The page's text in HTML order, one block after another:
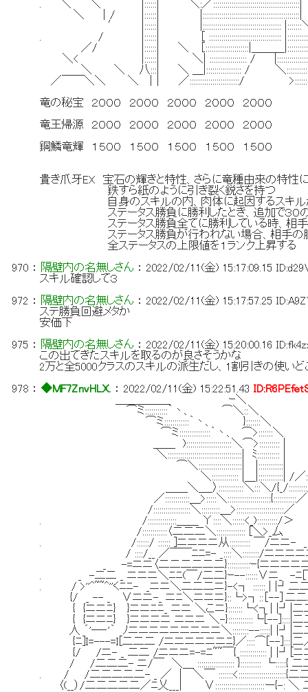
. ￣＼ ＼ |::::::| ＼:／
＼ ｜/ |::::::|
′ |::::::| |:::::::::::::::::::::::::::::::::::::: |:::::::＼__
. / |::::::| ［ :::::::::::::::::::::::::::::::::::
／/ |::::::| ＼ ［:::::::::::::::::::::|＿＿＿
＼< |::::::| ＼| :::::::::::::::::: /
＼ ＼ 八:::| ＼ ＿|::::::::::::::::: / ＼
／￣￣＼＼ ＼ |｜ ／
竜の秘宝 ２０００ ２０００ ２０００ ２０００ ２０００
竜王帰源 ２０００ ２０００ ２０００ ２０００ ２０００
鋼鱗竜輝 １５００ １５００ １５００ １５００ １５００
貴き爪牙EX 宝石の輝きと特性、さらに竜種由来の特性
鉄すら紙のように引き裂く鋭さを持つ
自身のスキルの内、肉体に起因するスキルが敵
ステータス勝負に勝利したとき、追加で３０の
ステータス勝負全てに勝利している時、相手の
ステータス勝負が行われない場合、相手の勝
全ステータスの上限値を１ランク上昇する
970 ： 隔壁内の名無しさん ：2022/02/11(金) 15:17:09.15
スキル確認して３
972 ： 隔壁内の名無しさん ：2022/02/11(金) 15:17:57.25
ステ勝負回避メタか
安価下
975 ： 隔壁内の名無しさん ：2022/02/11(金) 15:20:00.16
この出てきたスキルを取るのが良さそうかな
2万と全5000クラスのスキルの派生だし、1割引きの使いど
978 ：◆MF7ZnvHLX. ：2022/02/11(金) 15:22:51.43
＿＿＿＿＿ ｰ＼
⌒ミ:::::::::::｀丶、 ⌒＼::＼
⌒ミ::::::::::::｀丶、 }:::::::＼
⌒ミ:::::::::::::::｀丶、 ⌒>:::::::＼
＿＿ )::::::::::::::::::::::＼⌒>:::::::::: |
＼::::::::::::::::::::::::::::::::::::| ﾐ::::::::::: |
⌒＼:::::::::::::::::::::| |::::::::::::| ﾉ
＼::::::::::::: |＿|::::::::::::| /／
＿＿＼＿_〉::::::::::::＼:::＼/{_/
／::::::::::::＿>:::::＼:::::::::::::::::::::{:::::::::::／
/::::::::::::::::::＼:::::::::＿>:::::::::::::::::::::::／
. /::::::::::::::＿＿ Υ::::＼::::::<_)::::::::::/＞
/::::::::::::〈二二二＼:::::::::::::: [＼>_厶
. /::::::/ :::::: ]ニニニニ从:::::::::: ￣/ニニ- _
/ ::::/__ ／￣￣ﾆﾆ=- _::::＼::::::::/ニニニニ
_ -=ニニ〈二二二二二二}:::::::::::ｰ{ニニニニニ
. _ -二二 _ ニニニ＼ﾆﾆ(￣/二二}ｰ--::::::∨ニ_ -ﾆ[
. / >''^~~^''くﾆﾆ- _ニニ＼二二二ニ}-<┐ :::::: | |┘二
{/ _ -- _ ∨ニニ-_ ニﾆ＼ニニニ}::└>┐::［--］二二
{ {ニニﾆ} }ニニﾆﾆ_ ニニ ＼こニ}:::::::└<┐| |┘|二
{ {ニニﾆ} }ニニニニ ニニニ ＼-}::::::::::::└[--]::::|二
人 ´'―‐'｀ ﾉニニニニニニニニニ＼::::::::--:::::| |┘|二
{ﾆ]I=---=I[二二二 /ニニニニニニﾆ}／::::⌒[--]:::|二
{/ /ニ- _ 二二 /ニニニ=-=ﾆ~~￣{_::::::::::::: | |┘[ニ
/ /二二二- ニ/￣ ＼＿ :::::::::::::::::: }:::::::::: └:::::{ 二
. / /二二二二二- _ ／ | ＼￣ :::::::<:::::::::::::::::::::::{二
〈(__）/二二二二二／ﾆ乂___| ∨::::::::::::::::::::::::ー{-: